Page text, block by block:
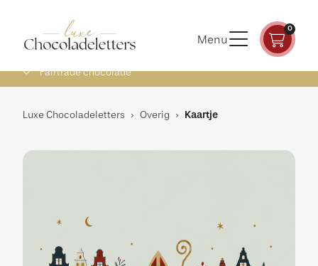
Menu
0
Fairtrade chocolade
Luxe Chocoladeletters › Overig › Kaartje